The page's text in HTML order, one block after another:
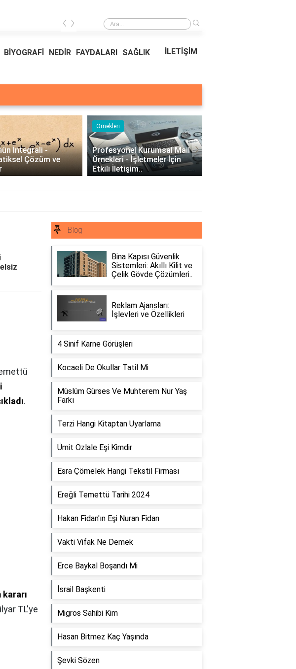
Ödeal Müşteri Hizmetleri
‹ ›
BİYOGRAFİ NEDİR FAYDALARI SAĞLIK İLETİŞİM
İntegrali -
Çözüm ve
Örnekleri
Profesyonel Kurumsal Mail
Örnekleri - İşletmeler İçin
Etkili İletişim..
›
.
kararı
TL'ye
Blog
Bina Kapısı Güvenlik
Sistemleri: Akıllı Kilit ve
Çelik Gövde Çözümleri..
Reklam Ajansları:
İşlevleri ve Özellikleri
4 Sinif Karne Görüşleri
Kocaeli De Okullar Tatil Mi
Müslüm Gürses Ve Muhterem Nur Yaş
Farkı
Terzi Hangi Kitaptan Uyarlama
Ümit Özlale Eşi Kimdir
Esra Çömelek Hangi Tekstil Firması
Ereğli Temettü Tarihi 2024
Hakan Fidan'ın Eşi Nuran Fidan
Vakti Vifak Ne Demek
Erce Baykal Boşandı Mi
İsrail Başkenti
Migros Sahibi Kim
Hasan Bitmez Kaç Yaşında
Şevki Sözen